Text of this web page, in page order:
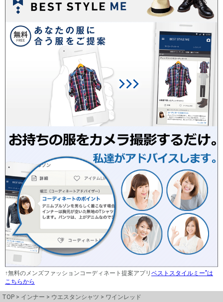
↑無料のメンズファッションコーディネート提案アプリ ベストスタイルミー"は
こちらから
TOP インナー ウエスタンシャツ ワインレッド